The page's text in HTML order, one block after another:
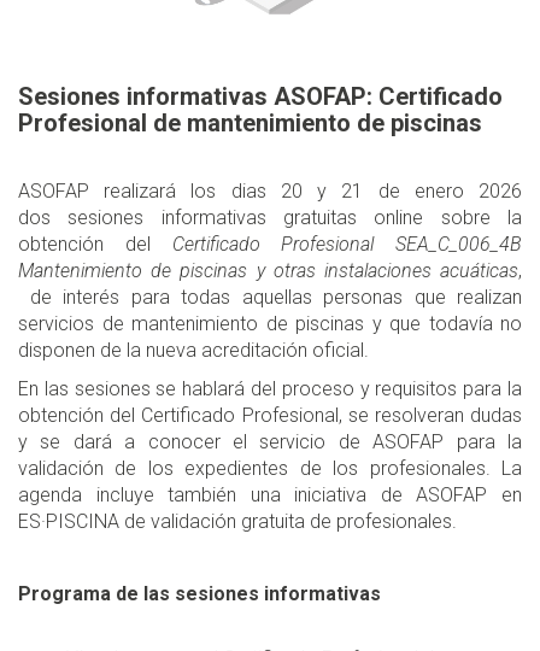
Sesiones informativas ASOFAP: Certificado
Profesional de mantenimiento de piscinas
ASOFAP realizará los dias 20 y 21 de enero 2026
dos sesiones informativas gratuitas online sobre la
obtención del Certificado Profesional SEA_C_006_4B
Mantenimiento de piscinas y otras instalaciones acuáticas,
de interés para todas aquellas personas que realizan
servicios de mantenimiento de piscinas y que todavía no
disponen de la nueva acreditación oficial.
En las sesiones se hablará del proceso y requisitos para la
obtención del Certificado Profesional, se resolveran dudas
y se dará a conocer el servicio de ASOFAP para la
validación de los expedientes de los profesionales. La
agenda incluye también una iniciativa de ASOFAP en
ES·PISCINA de validación gratuita de profesionales.
Programa de las sesiones informativas